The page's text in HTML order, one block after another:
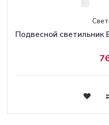
Подвесной светильник